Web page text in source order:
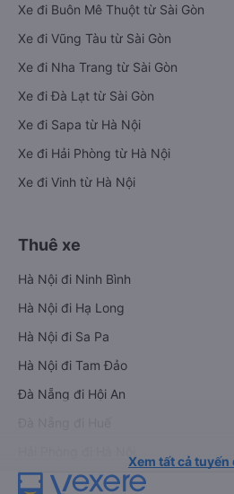
Xe đi Buôn Mê Thuột từ Sài Gòn
Xe đi Vũng Tàu từ Sài Gòn
Xe đi Nha Trang từ Sài Gòn
Xe đi Đà Lạt từ Sài Gòn
Xe đi Sapa từ Hà Nội
Xe đi Hải Phòng từ Hà Nội
Xe đi Vinh từ Hà Nội
Thuê xe
Hà Nội đi Ninh Bình
Hà Nội đi Hạ Long
Hà Nội đi Sa Pa
Hà Nội đi Tam Đảo
Đà Nẵng đi Hội An
Xem tất cả